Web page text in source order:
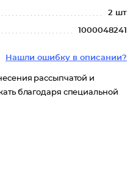
2 шт
1000048241
Нашли ошибку в описании?
рассыпчатой и
благодаря специальной